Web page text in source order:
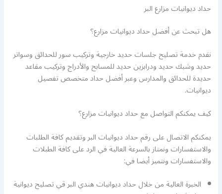
حداد ديوانيات مزارع البر
هل تبحث عن أفضل حداد ديوانيات مزارع؟
نقدم خدمة تصليح جلسات حديد خارجية وتركيب سور للحدائق وسواتر
حديد وشبك حديد ودرابزين حديد للمسابح والأدراج وتركيب مقاعد
حديدة للحدائق والمدارس وعبر أفضل حداد متخصص تفصيل
ديوانيات.
كيف يمكنكم التواصل مع حداد ديوانيات مزارع؟
يمكنكم الاتصال على رقم حداد ديوانيات البر وتقديم كافة الطلبات
والاستفسارات ونمتاز بالسرعة العالية في الرد على كافة الطبلات
والاستفسارات ونتميز أيضا في:
الخبرة العالية من خلال حداد ديوانيات هندي البر قي تصليح ديوانية